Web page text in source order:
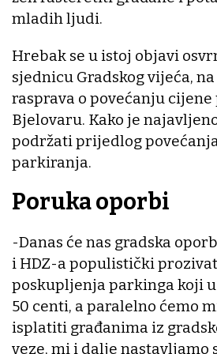
mladih ljudi.
Hrebak se u istoj objavi
sjednicu Gradskog vijeća,
rasprava o povećanju
Bjelovaru. Kako je
podržati prijedlog
parkiranja.
Poruka oporbi
-Danas će nas gradska
i HDZ-a populistički
poskupljenja parkinga koji
50 centi, a paralelno ćemo
isplatiti građanima iz
veze, mi i dalje nastavljamo